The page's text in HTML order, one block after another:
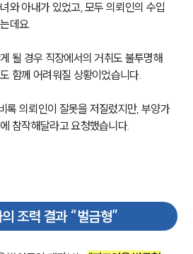
와 아내가 있었고, 모두 의뢰인의 수입
데요.
될 경우 직장에서의 거취도 불투명해
함께 어려워질 상황이었습니다.
록 의뢰인이 잘못을 저질렀지만, 부양가
참작해달라고 요청했습니다.
조력 결과 “벌금형”